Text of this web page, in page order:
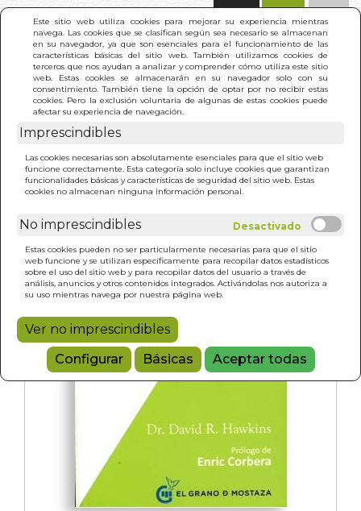
Este sitio web utiliza cookies para mejorar su experiencia mientras
navega. Las cookies que se clasifican según sea necesario se almacenan
en su navegador, ya que son esenciales para el funcionamiento de las
características básicas del sitio web. También utilizamos cookies de
terceros que nos ayudan a analizar y comprender cómo utiliza este sitio
web. Estas cookies se almacenarán en su navegador solo con su
consentimiento. También tiene la opción de optar por no recibir estas
cookies. Pero la exclusión voluntaria de algunas de estas cookies puede
afectar su experiencia de navegación.
Imprescindibles
Las cookies necesarias son absolutamente esenciales para que el sitio web
funcione correctamente. Esta categoría solo incluye cookies que garantizan
funcionalidades básicas y características de seguridad del sitio web. Estas
cookies no almacenan ninguna información personal.
No imprescindibles
Estas cookies pueden no ser particularmente necesarias para que el sitio
web funcione y se utilizan específicamente para recopilar datos estadísticos
sobre el uso del sitio web y para recopilar datos del usuario a través de
análisis, anuncios y otros contenidos integrados. Activándolas nos autoriza a
su uso mientras navega por nuestra página web.
Ver no imprescindibles
Configurar
Básicas Aceptar todas
INICIO > CURACION Y RECUPERACION